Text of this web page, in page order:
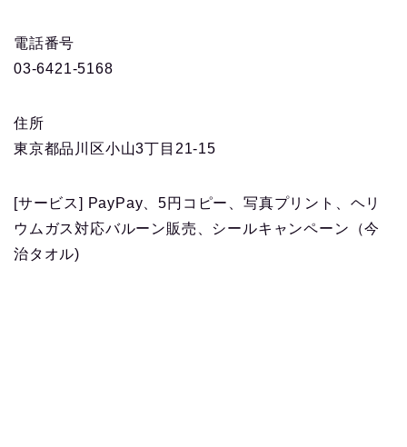
電話番号
03-6421-5168
住所
東京都品川区小山3丁目21-15
[サービス] PayPay、5円コピー、写真プリント、ヘリ
ウムガス対応バルーン販売、シールキャンペーン（今
治タオル)